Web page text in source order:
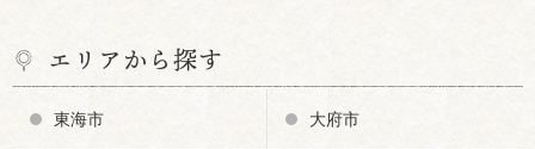
エリアから探す
東海市 大府市